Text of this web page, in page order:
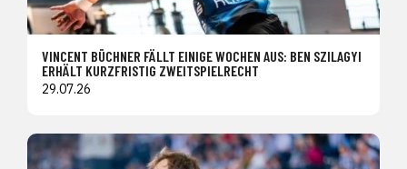
VINCENT BÜCHNER FÄLLT EINIGE WOCHEN AUS: BEN SZILAGYI
ERHÄLT KURZFRISTIG ZWEITSPIELRECHT
29.07.26